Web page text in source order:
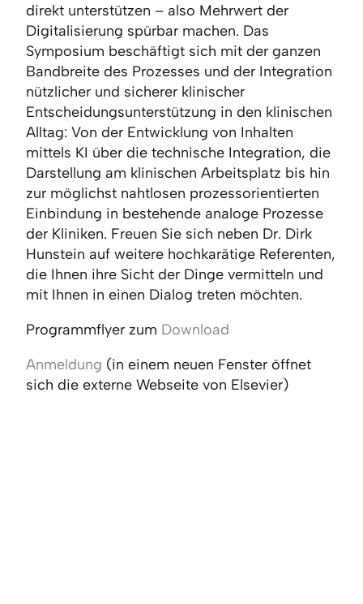
direkt unterstützen – also Mehrwert der
Digitalisierung spürbar machen. Das
Symposium beschäftigt sich mit der ganzen
Bandbreite des Prozesses und der Integration
nützlicher und sicherer klinischer
Entscheidungsunterstützung in den klinischen
Alltag: Von der Entwicklung von Inhalten
mittels KI über die technische Integration, die
Darstellung am klinischen Arbeitsplatz bis hin
zur möglichst nahtlosen prozessorientierten
Einbindung in bestehende analoge Prozesse
der Kliniken. Freuen Sie sich neben Dr. Dirk
Hunstein auf weitere hochkarätige Referenten,
die Ihnen ihre Sicht der Dinge vermitteln und
mit Ihnen in einen Dialog treten möchten.
Programmflyer zum Download
Anmeldung (in einem neuen Fenster öffnet
sich die externe Webseite von Elsevier)